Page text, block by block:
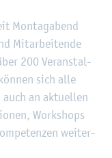
Mon­tag­abend
Mit­ar­bei­ten­de
200 Ver­an­stal­
sich alle
an ak­tu­el­len
Work­shops
wei­ter­
Kiel